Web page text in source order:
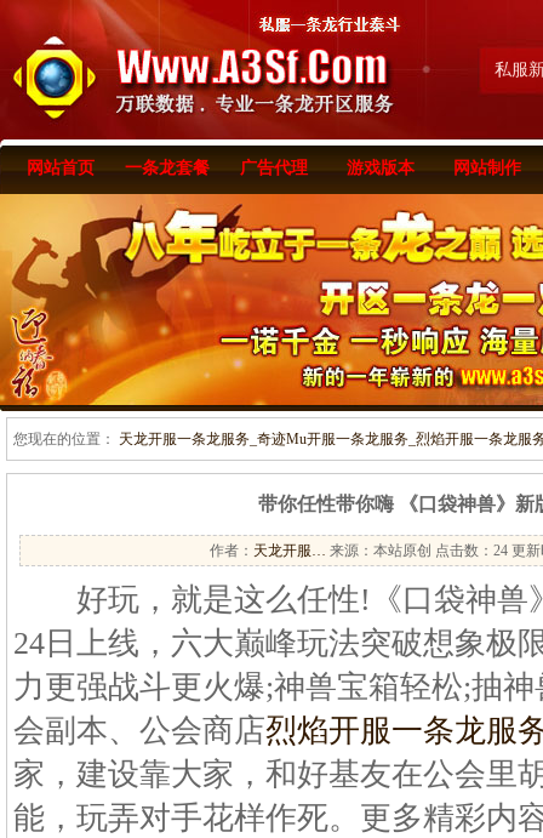
私服
网站首页 一条龙套餐 广告代理 游戏版本 网站制作
您现在的位置： 天龙开服一条龙服务_奇迹Mu开服一条龙服务_烈焰开服一条龙服
带你任性带你嗨 《口袋神兽》新
作者： 天龙开服… 来源：本站原创 点击数： 24 更新
好玩，就是这么任性!《口袋神兽
24日上线，六大巅峰玩法突破想象极
力更强战斗更火爆;神兽宝箱轻松;抽
会副本、公会商店烈焰开服一条龙服
家，建设靠大家，和好基友在公会里
能，玩弄对手花样作死。更多精彩内